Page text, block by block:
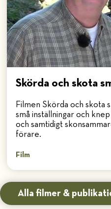
Skörda och skota
Filmen Skörda och skota
små inställningar och
och samtidigt
förare.
Film
Alla filmer &